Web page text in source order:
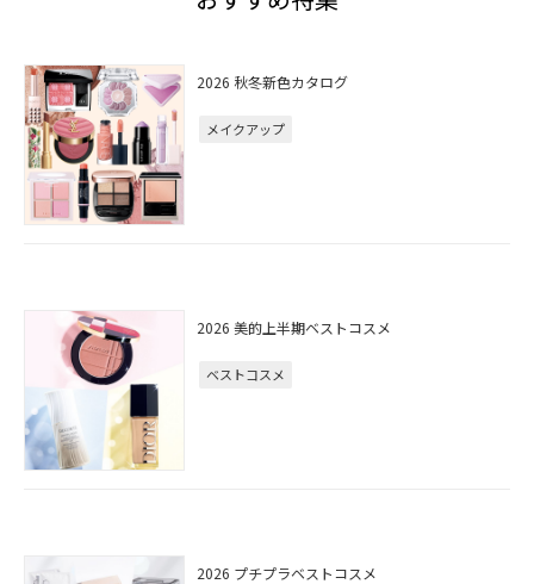
2026 秋冬新色カタログ
メイクアップ
2026 美的上半期ベストコスメ
ベストコスメ
2026 プチプラベストコスメ